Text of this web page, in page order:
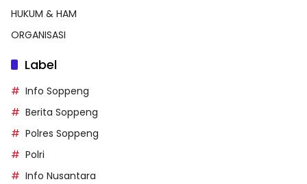
HUKUM & HAM
ORGANISASI
Label
Info Soppeng
Berita Soppeng
Polres Soppeng
Polri
Info Nusantara